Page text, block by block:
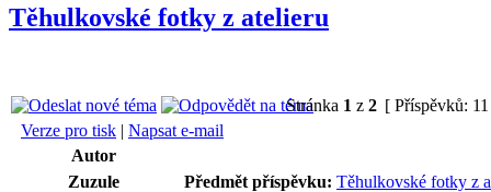
Těhulkovské fotky z atelieru
Stránka 1 z 2 [ Příspěvků:
Verze pro tisk | Napsat e-mail
Autor
Zuzule
Předmět příspěvku: Těhulkovské fotky z